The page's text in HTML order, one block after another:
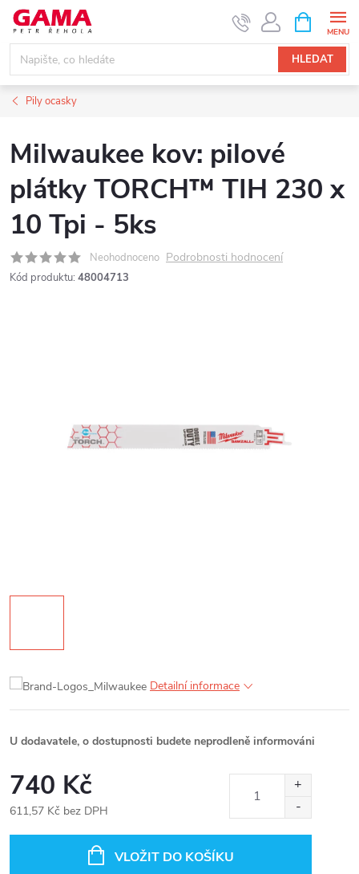
Přejít
obsah
HLEDAT
NÁKUPNÍ
KOŠÍK
Pily ocasky
Milwaukee kov: pilové
plátky TORCH™ TIH 230 x
10 Tpi - 5ks
Neohodnoceno Podrobnosti hodnocení
Kód produktu: 48004713
Detailní informace
U dodavatele, o dostupnosti budete neprodleně informováni
740 Kč
611,57 Kč bez DPH
VLOŽIT DO KOŠÍKU